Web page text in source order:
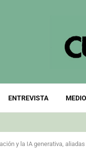
ENTREVISTA
y la IA generativa,